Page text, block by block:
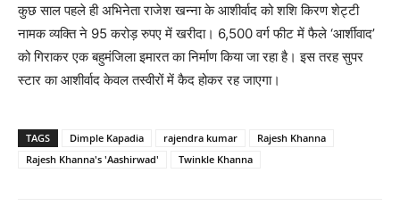
कुछ साल पहले ही अभिनेता राजेश खन्‍ना के आशीर्वाद को शशि किरण शेट्टी
नामक व्‍यक्‍ति ने 95 करोड़ रुपए में खरीदा। 6,500 वर्ग फीट में फैले ‘आर्शीवाद’
को गिराकर एक बहुमंजिला इमारत का निर्माण किया जा रहा है। इस तरह सुपर
स्‍टार का आशीर्वाद केवल तस्‍वीरों में कैद होकर रह जाएगा।
TAGS Dimple Kapadia rajendra kumar
Rajesh Khanna
Rajesh Khanna's 'Aashirwad'
Twinkle Khanna